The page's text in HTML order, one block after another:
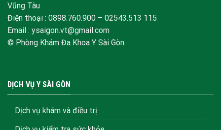
Vũng Tàu
Điện thoại : 0898.760.900 – 02543.513 115
Email : ysaigon.vt@gmail.com
© Phòng Khám Đa Khoa Y Sài Gòn
DỊCH VỤ Y SÀI GÒN
Dịch vụ khám và điều trị